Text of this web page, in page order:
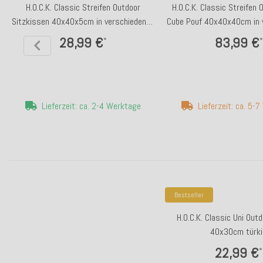
H.O.C.K. Classic Streifen Outdoor
Sitzkissen 40x40x5cm in verschiedenen
Farben
28,99 €*
Lieferzeit: ca. 2-4 Werktage
H.O.C.K. Classic Streifen
Cube Pouf 40x40x40cm in
Farben
83,99 €*
Lieferzeit: ca. 5-7
Bestseller
H.O.C.K. Classic Uni
40x30cm
22,99 €*